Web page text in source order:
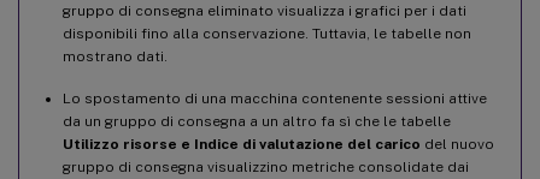
gruppo di consegna eliminato visualizza i grafici per i dati
disponibili fino alla conservazione. Tuttavia, le tabelle non
mostrano dati.
Lo spostamento di una macchina contenente sessioni attive
da un gruppo di consegna a un altro fa sì che le tabelle
Utilizzo risorse e Indice di valutazione del carico del nuovo
gruppo di consegna visualizzino metriche consolidate dai